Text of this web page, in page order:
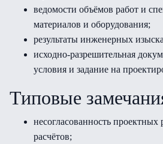
ведомости объёмов работ и
материалов и оборудования;
результаты инженерных
исходно-разрешительная
условия и задание на
Типовые
несогласованность
расчётов;